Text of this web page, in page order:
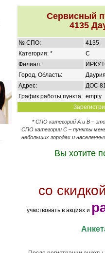
Сервисный
4135
№ СПО:
4135
Категория: *
C
Филиал:
Город, Область:
Адрес:
ДОС
График работы пункта: empty
* СПО категорий А и В –
СПО категории C – пункты
небольших городах и
Вы хотите
со скидкой
участвовать в акциях и